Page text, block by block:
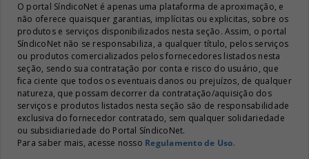
O portal SíndicoNet é apenas uma plataforma de aproximação, e
não oferece quaisquer garantias, implícitas ou explicitas, sobre os
produtos e serviços disponibilizados nesta seção. Assim, o portal
SíndicoNet não se responsabiliza, a qualquer título, pelos serviços
ou produtos comercializados pelos fornecedores listados nesta
seção, sendo sua contratação por conta e risco do usuário, que
fica ciente que todos os eventuais danos ou prejuízos, de qualquer
natureza, que possam decorrer da contratação/aquisição dos
serviços e produtos listados nesta seção são de responsabilidade
exclusiva do fornecedor contratado, sem qualquer solidariedade
ou subsidiariedade do Portal SíndicoNet.
Para saber mais, acesse nosso Regulamento de Uso.